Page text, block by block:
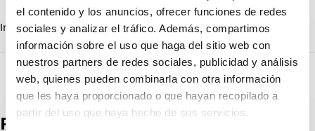
el contenido y los anuncios, ofrecer funciones de redes
sociales y analizar el tráfico. Además, compartimos
información sobre el uso que haga del sitio web con
nuestros partners de redes sociales, publicidad y análisis
web, quienes pueden combinarla con otra información
que les haya proporcionado o que hayan recopilado a
partir del uso que haya hecho de sus servicios.
Serie_1319-1320-1321.pdf
Descargar
Información destacada Detalles técnicosVista 3D
Productos destacados